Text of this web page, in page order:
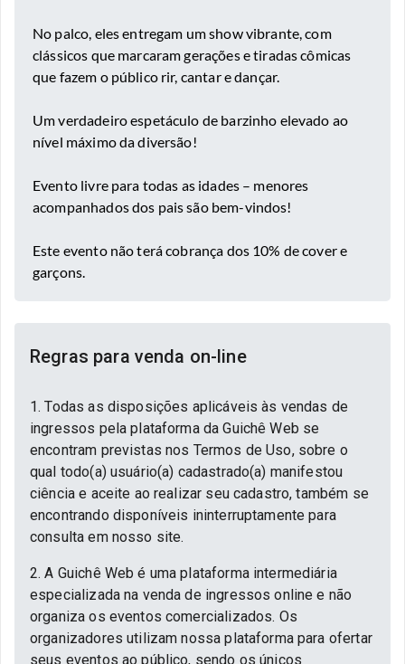
No palco, eles entregam um show vibrante, com
clássicos que marcaram gerações e tiradas cômicas
que fazem o público rir, cantar e dançar.
Um verdadeiro espetáculo de barzinho elevado ao
nível máximo da diversão!
Evento livre para todas as idades – menores
acompanhados dos pais são bem-vindos!
Este evento não terá cobrança dos 10% de cover e
garçons.
Regras para venda on-line
1. Todas as disposições aplicáveis às vendas de
ingressos pela plataforma da Guichê Web se
encontram previstas nos Termos de Uso, sobre o
qual todo(a) usuário(a) cadastrado(a) manifestou
ciência e aceite ao realizar seu cadastro, também se
encontrando disponíveis ininterruptamente para
consulta em nosso site.
2. A Guichê Web é uma plataforma intermediária
especializada na venda de ingressos online e não
organiza os eventos comercializados. Os
organizadores utilizam nossa plataforma para ofertar
seus eventos ao público, sendo os únicos